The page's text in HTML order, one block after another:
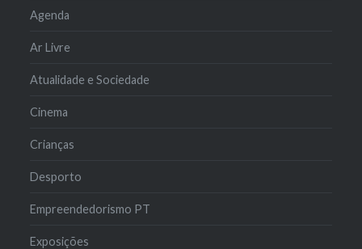
Agenda
Ar Livre
Atualidade e Sociedade
Cinema
Crianças
Desporto
Empreendedorismo PT
Exposições